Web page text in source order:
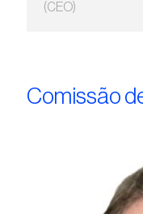
(CEO)
Comissão